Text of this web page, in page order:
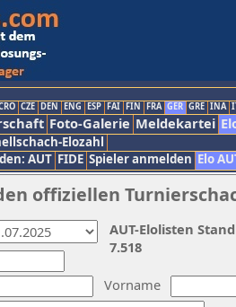
CZE DEN ENG ESP FAI FIN FRA GER GRE INA
Foto-Galerie Meldekartei
Elozahl
AUT FIDE Spieler anmelden Elo
offiziellen
Vorname
AUT-Elolisten
7.518